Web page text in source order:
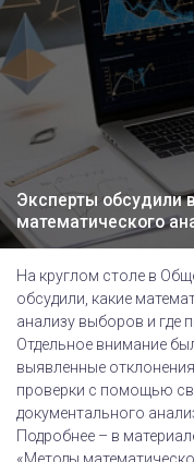
Эксперты обсудили
математического
На круглом столе в
обсудили, какие
анализу выборов и где
Отдельное внимание
выявленные
проверки с помощью
документального
Подробнее – в
«Методы